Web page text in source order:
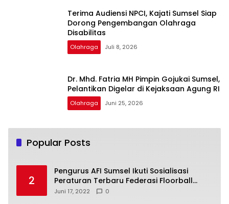
Terima Audiensi NPCI, Kajati Sumsel Siap
Dorong Pengembangan Olahraga
Disabilitas
Olahraga Juli 8, 2026
Dr. Mhd. Fatria MH Pimpin Gojukai Sumsel,
Pelantikan Digelar di Kejaksaan Agung RI
Olahraga Juni 25, 2026
Popular Posts
2
Pengurus AFI Sumsel Ikuti Sosialisasi
Peraturan Terbaru Federasi Floorball
Internasional
Juni 17, 2022 0